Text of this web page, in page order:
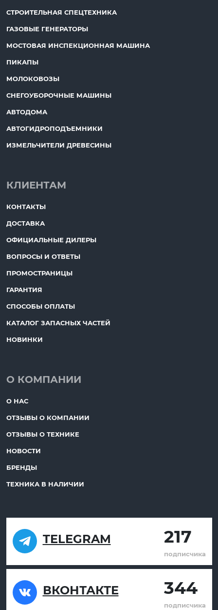
СТРОИТЕЛЬНАЯ СПЕЦТЕХНИКА
ГАЗОВЫЕ ГЕНЕРАТОРЫ
МОСТОВАЯ ИНСПЕКЦИОННАЯ МАШИНА
ПИКАПЫ
МОЛОКОВОЗЫ
СНЕГОУБОРОЧНЫЕ МАШИНЫ
АВТОДОМА
АВТОГИДРОПОДЪЕМНИКИ
ИЗМЕЛЬЧИТЕЛИ ДРЕВЕСИНЫ
КЛИЕНТАМ
КОНТАКТЫ
ДОСТАВКА
ОФИЦИАЛЬНЫЕ ДИЛЕРЫ
ВОПРОСЫ И ОТВЕТЫ
ПРОМОСТРАНИЦЫ
ГАРАНТИЯ
СПОСОБЫ ОПЛАТЫ
КАТАЛОГ ЗАПАСНЫХ ЧАСТЕЙ
НОВИНКИ
О КОМПАНИИ
О НАС
ОТЗЫВЫ О КОМПАНИИ
ОТЗЫВЫ О ТЕХНИКЕ
НОВОСТИ
БРЕНДЫ
ТЕХНИКА В НАЛИЧИИ
TELEGRAM 217
подписчика
ВКОНТАКТЕ 344
подписчика